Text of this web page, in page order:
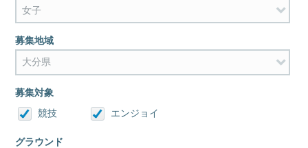
募集地域
募集対象
競技
エンジョイ
グラウンド